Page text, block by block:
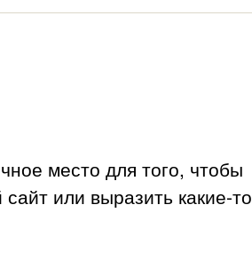
место для того, чтобы
или выразить какие-то